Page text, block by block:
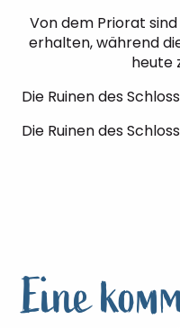
Von dem Priorat
erhalten, während
heute
Die Ruinen des
Die Ruinen des
Eine